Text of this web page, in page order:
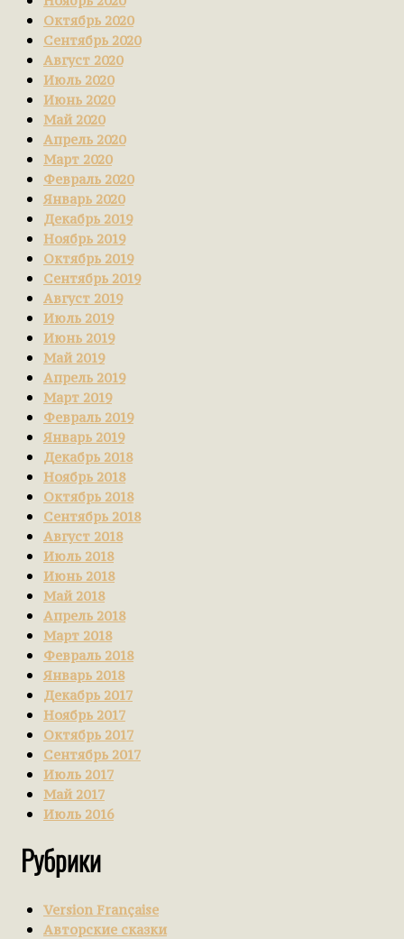
Октябрь 2020
Сентябрь 2020
Август 2020
Июль 2020
Июнь 2020
Май 2020
Апрель 2020
Март 2020
Февраль 2020
Январь 2020
Декабрь 2019
Ноябрь 2019
Октябрь 2019
Сентябрь 2019
Август 2019
Июль 2019
Июнь 2019
Май 2019
Апрель 2019
Март 2019
Февраль 2019
Январь 2019
Декабрь 2018
Ноябрь 2018
Октябрь 2018
Сентябрь 2018
Август 2018
Июль 2018
Июнь 2018
Май 2018
Апрель 2018
Март 2018
Февраль 2018
Январь 2018
Декабрь 2017
Ноябрь 2017
Октябрь 2017
Сентябрь 2017
Июль 2017
Май 2017
Июль 2016
Рубрики
Version Française
Авторские сказки